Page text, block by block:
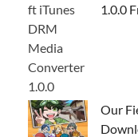
1.0.0
Our